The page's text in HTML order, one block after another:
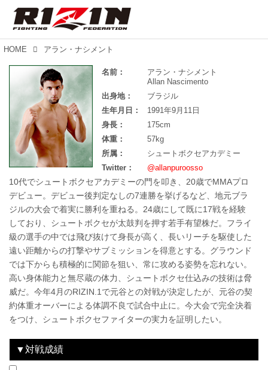
HOME アラン・ナシメント
名前：
アラン・ナシメント
Allan Nascimento
出身地：
ブラジル
生年月日：
1991年9月11日
身長：
175cm
体重：
57kg
所属：
シュートボクセアカデミー
Twitter：
@allanpuroosso
10代でシュートボクセアカデミーの門を叩き、20歳でMMAプロ
デビュー。デビュー後判定なしの7連勝を挙げるなど、地元ブラ
ジルの大会で着実に勝利を重ねる。24歳にして既に17戦を経験
しており、シュートボクセが太鼓判を押す若手有望株だ。フライ
級の選手の中では飛び抜けて身長が高く、長いリーチを駆使した
遠い距離からの打撃やサブミッションを得意とする。グラウンド
では下からも積極的に関節を狙い、常に攻める姿勢を忘れない。
高い身体能力と無尽蔵の体力、シュートボクセ仕込みの技術は脅
威だ。今年4月のRIZIN.1で元谷との対戦が決定したが、元谷の契
約体重オーバーによる体調不良で試合中止に。今大会で完全決着
をつけ、シュートボクセファイターの実力を証明したい。
▼対戦成績